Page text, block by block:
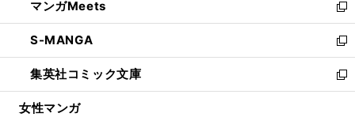
く
で
開
く
ド
ウ
で
開
く
ィ
ン
ド
ウ
で
開
い
ウ
ィ
ン
ド
ウ
マンガMeets
新
し
い
ウ
ィ
ン
S-MANGA
新
し
い
ウ
集英社コミック文庫
新
し
女性マンガ